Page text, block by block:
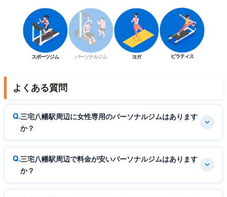
スポーツジム パーソナルジム ヨガ ピラティス
よくある質問
三宅八幡駅周辺に女性専用のパーソナルジムはあります
か？
三宅八幡駅周辺で料金が安いパーソナルジムはあります
か？